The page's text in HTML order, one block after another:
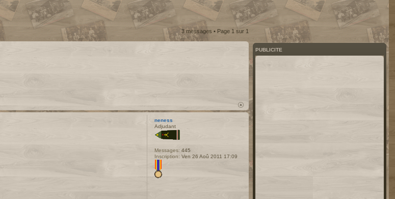
3 messages • Page 1 sur 1
neness
Adjudant
Messages: 445
Inscription: Ven 26 Aoû 2011 17:09
PUBLICITE